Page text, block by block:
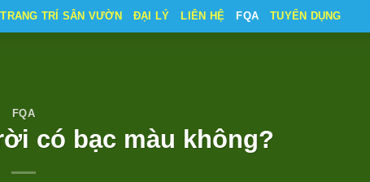
TRANG TRÍ SÂN VƯỜN ĐẠI LÝ LIÊN HỆ FQA TUYỂN DỤNG
FQA
có bạc màu không?